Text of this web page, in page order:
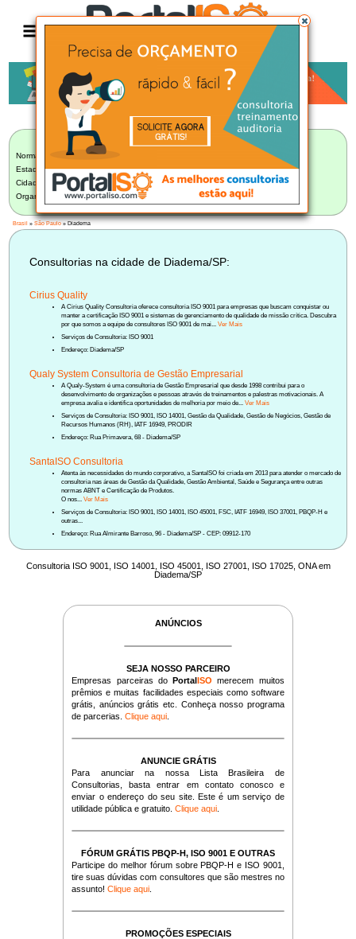
LISTA BRASILEIRA DE CONSULTORIAS
Norma:
Selecionar Norma
Estado:
São Paulo (242)
Cidade:
Diadema/SP (3)
Organização:
Selecione uma Organização
Brasil »São Paulo» Diadema
Consultorias na cidade de Diadema/SP:
Cirius Quality
A Cirius Quality Consultoria oferece consultoria ISO 9001 para empresas que buscam conquistar ou
manter a certificação ISO 9001 e sistemas de gerenciamento de qualidade de missão crítica. Descubra
por que somos a equipe de consultores ISO 9001 de mai...Ver Mais
Serviços de Consultoria: ISO 9001
Endereço: Diadema/SP
Qualy System Consultoria de Gestão Empresarial
A Qualy-System é uma consultoria de Gestão Empresarial que desde 1998 contribui para o
desenvolvimento de organizações e pessoas através de treinamentos e palestras motivacionais. A
empresa avalia e identifica oportunidades de melhoria por meio de...Ver Mais
Serviços de Consultoria: ISO 9001, ISO 14001, Gestão da Qualidade, Gestão de Negócios, Gestão de
Recursos Humanos (RH), IATF 16949, PRODIR
Endereço: Rua Primavera, 68 - Diadema/SP
SantaISO Consultoria
Atenta às necessidades do mundo corporativo, a SantaISO foi criada em 2013 para atender o mercado de
consultoria nas áreas de Gestão da Qualidade, Gestão Ambiental, Saúde e Segurança entre outras
normas ABNT e Certificação de Produtos.
O nos...Ver Mais
Serviços de Consultoria: ISO 9001, ISO 14001, ISO 45001, FSC, IATF 16949, ISO 37001, PBQP-H e
outras...
Endereço: Rua Almirante Barroso, 96 - Diadema/SP - CEP: 09912-170
Consultoria ISO 9001, ISO 14001, ISO 45001, ISO 27001, ISO 17025, ONA em
Diadema/SP
ANÚNCIOS
SEJA NOSSO PARCEIRO
Empresas parceiras doPortalISO merecem muitos
prêmios e muitas facilidades especiais como software
grátis, anúncios grátis etc. Conheça nosso programa
de parcerias.Clique aqui
ANUNCIE GRÁTIS
Para anunciar na nossa Lista Brasileira de
Consultorias, basta entrar em contato conosco e
enviar o endereço do seu site. Este é um serviço de
utilidade pública e gratuito.Clique aqui
FÓRUM GRÁTIS PBQP-H, ISO 9001 E OUTRAS
Participe do melhor fórum sobre PBQP-H e ISO 9001,
tire suas dúvidas com consultores que são mestres no
assunto!Clique aqui
PROMOÇÕES ESPECIAIS